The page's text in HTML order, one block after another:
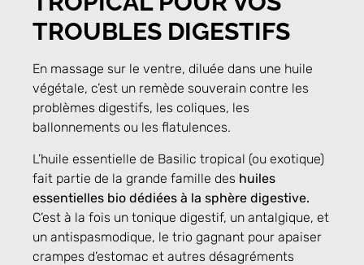
TROUBLES DIGESTIFS
En massage sur le ventre, diluée dans une huile
végétale, c’est un remède souverain contre les
problèmes digestifs, les coliques, les
ballonnements ou les flatulences.
L’huile essentielle de Basilic tropical (ou exotique)
fait partie de la grande famille des huiles
essentielles bio dédiées à la sphère digestive.
C’est à la fois un tonique digestif, un antalgique, et
un antispasmodique, le trio gagnant pour apaiser
crampes d’estomac et autres désagréments